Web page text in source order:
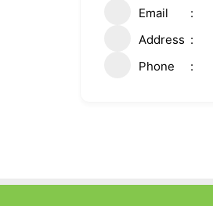
Email
Address
Phone